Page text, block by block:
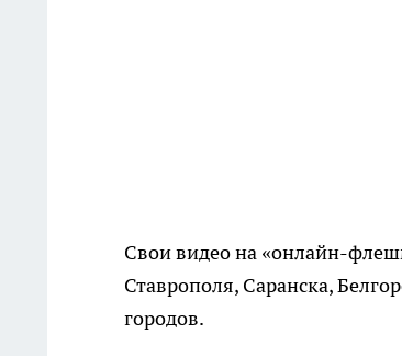
Свои видео на «онлайн-
Ставрополя, Саранска,
городов.